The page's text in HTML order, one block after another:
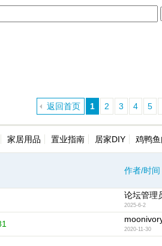
1 2 3 4 5
返回首页
家居用品 置业指南 居家DIY 鸡鸭鱼
作者/时间
论坛管理
2025-6-2
2020-11-30